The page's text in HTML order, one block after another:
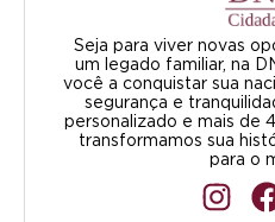
Seja para viver novas
um legado familiar, na
você a conquistar sua
segurança e
personalizado e mais de
transformamos sua
para o